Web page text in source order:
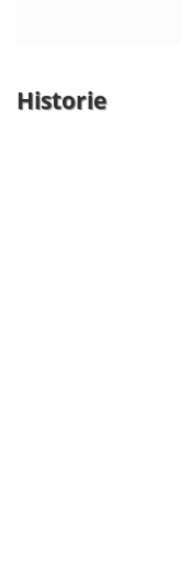
Historie